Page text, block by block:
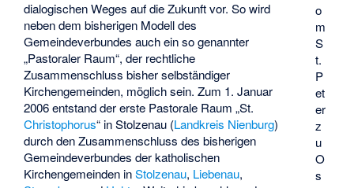
o
m
S
t.
P
et
er
z
u
O
s
dialogischen Weges auf die Zukunft vor. So wird
neben dem bisherigen Modell des
Gemeindeverbundes auch ein so genannter
„Pastoraler Raum“, der rechtliche
Zusammenschluss bisher selbständiger
Kirchengemeinden, möglich sein. Zum 1. Januar
2006 entstand der erste Pastorale Raum „St.
Christophorus“ in Stolzenau (Landkreis Nienburg)
durch den Zusammenschluss des bisherigen
Gemeindeverbundes der katholischen
Kirchengemeinden inStolzenau, Liebenau,